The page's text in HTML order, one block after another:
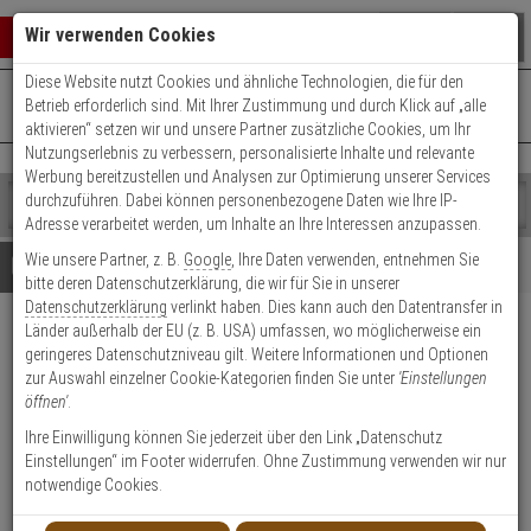
Warenkorb schließen
0 ARTIKEL IM WARENKORB
Ihr Warenkorb ist momentan leer.
Ergebnisse ()
Fertig
Shop
durchsuchen
Bitte
geben
Sie
mindestens
Zeichen
ein,
um
Suche
Es
wurde
noch
Kategorien
Suche
gestartet
+49 (0)821 899 493-0Mo. - Do.: 8:00 - 16:30 | Fr.: 8:00 - 14:00 Uhr
Kontaktservice nutzen
Details Beratung
Satel Opal Plus
Außenbewegungsmelder PIR+MW
grau
Produktmerkmale
Wir verwenden Cookies
Diese Website nutzt Cookies und ähnliche Technologien, die für den
Betrieb erforderlich sind. Mit Ihrer Zustimmung und durch Klick auf „alle
aktivieren“ setzen wir und unsere Partner zusätzliche Cookies, um Ihr
Nutzungserlebnis zu verbessern, personalisierte Inhalte und relevante
Werbung bereitzustellen und Analysen zur Optimierung unserer Services
durchzuführen. Dabei können personenbezogene Daten wie Ihre IP-
Adresse verarbeitet werden, um Inhalte an Ihre Interessen anzupassen.
Wie unsere Partner, z. B. Google , Ihre Daten verwenden, entnehmen Sie
bitte deren Datenschutzerklärung, die wir für Sie in unserer
Datenschutzerklärung verlinkt haben. Dies kann auch den Datentransfer in
Länder außerhalb der EU (z. B. USA) umfassen, wo möglicherweise ein
geringeres Datenschutzniveau gilt. Weitere Informationen und Optionen
zur Auswahl einzelner Cookie-Kategorien finden Sie unter 'Einstellungen
öffnen'.
Ihre Einwilligung können Sie jederzeit über den Link „Datenschutz
Einstellungen“ im Footer widerrufen. Ohne Zustimmung verwenden wir nur
notwendige Cookies.